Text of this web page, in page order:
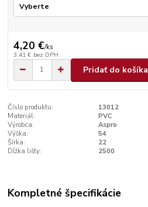
4,20 €/ks
3,41 € bez DPH
Pridať do košíka
Číslo produktu:
13012
Materiál:
PVC
Výrobca:
Aspro
Výška:
54
Šírka:
22
Dĺžka lišty:
2500
Kompletné špecifikácie